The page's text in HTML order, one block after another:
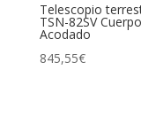
Telescopio
TSN-82SV
Acodado
845,55€